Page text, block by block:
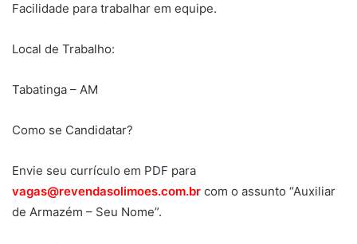
Facilidade para trabalhar em equipe.
Local de Trabalho:
Tabatinga – AM
Como se Candidatar?
Envie seu currículo em PDF para
vagas@revendasolimoes.com.br com o assunto “Auxiliar
de Armazém – Seu Nome”.